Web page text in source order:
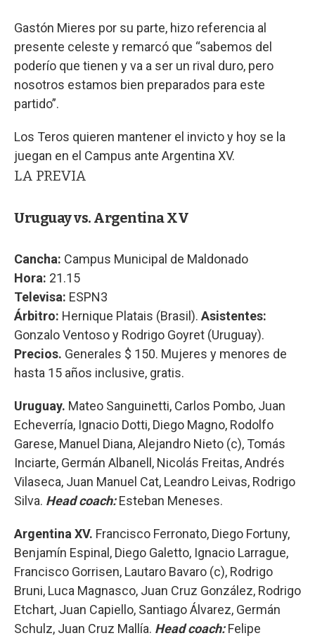
Gastón Mieres por su parte, hizo referencia al
presente celeste y remarcó que “sabemos del
poderío que tienen y va a ser un rival duro, pero
nosotros estamos bien preparados para este
partido”.
Los Teros quieren mantener el invicto y hoy se la
juegan en el Campus ante Argentina XV.
LA PREVIA
Uruguay vs. Argentina XV
Cancha: Campus Municipal de Maldonado
Hora: 21.15
Televisa: ESPN3
Árbitro: Hernique Platais (Brasil). Asistentes:
Gonzalo Ventoso y Rodrigo Goyret (Uruguay).
Precios. Generales $ 150. Mujeres y menores de
hasta 15 años inclusive, gratis.
Uruguay. Mateo Sanguinetti, Carlos Pombo, Juan
Echeverría, Ignacio Dotti, Diego Magno, Rodolfo
Garese, Manuel Diana, Alejandro Nieto (c), Tomás
Inciarte, Germán Albanell, Nicolás Freitas, Andrés
Vilaseca, Juan Manuel Cat, Leandro Leivas, Rodrigo
Silva. Head coach:Esteban Meneses.
Argentina XV. Francisco Ferronato, Diego Fortuny,
Benjamín Espinal, Diego Galetto, Ignacio Larrague,
Francisco Gorrisen, Lautaro Bavaro (c), Rodrigo
Bruni, Luca Magnasco, Juan Cruz González, Rodrigo
Etchart, Juan Capiello, Santiago Álvarez, Germán
Schulz, Juan Cruz Mallía. Head coach:Felipe